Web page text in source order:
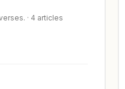
· 4 articles